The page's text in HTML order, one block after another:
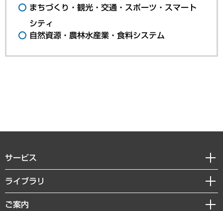
まちづくり・観光・交通・スポーツ・スマート
シティ
自然資源・農林水産業・食料システム
サービス
経営戦略
組織・人事戦略
デジタルイノベーション
ライブラリ
経済調査
ご案内